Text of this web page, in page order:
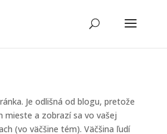
Je odlišná od blogu, pretože
mieste a zobrazí sa vo vašej
(vo väčšine tém). Väčšina ľudí